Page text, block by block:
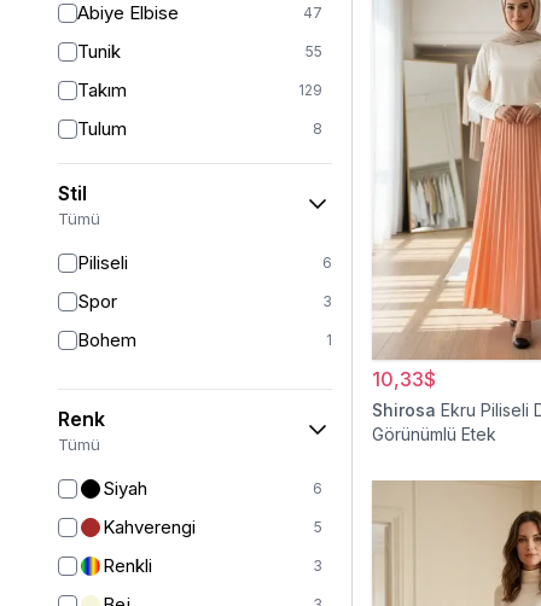
Abiye Elbise 47
Tunik 55
Takım 129
Tulum 8
Pantolon 151
Etek 19
Bone 15
Ferace
Kap & Pardesü
Trençkot
Hırka
Stil
Tümü
Piliseli 6
Spor 3
Bohem 1
Renk
Tümü
Siyah 6
Kahverengi 5
Renkli 3
10,33$
Shirosa Ekru Piliseli
Görünümlü Etek